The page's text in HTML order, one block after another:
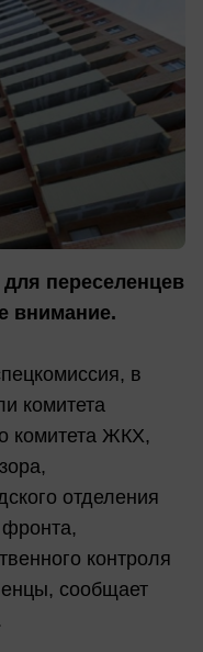
переселенцев
внимание.
в
комитета
комитета ЖКХ,
отделения
контроля
сообщает